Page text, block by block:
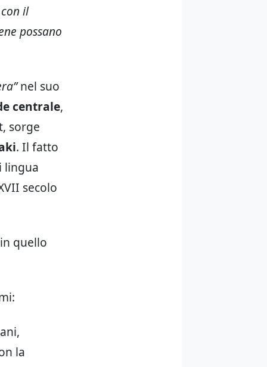
il
possano
nel suo
centrale,
sorge
. Il fatto
lingua
secolo
quello
la